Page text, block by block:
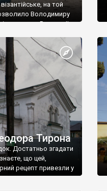
на той
Володимиру
Василю ІІ,
На честь
[…]
Тирона
Достатньо згадати
що цей,
рецепт привезли у